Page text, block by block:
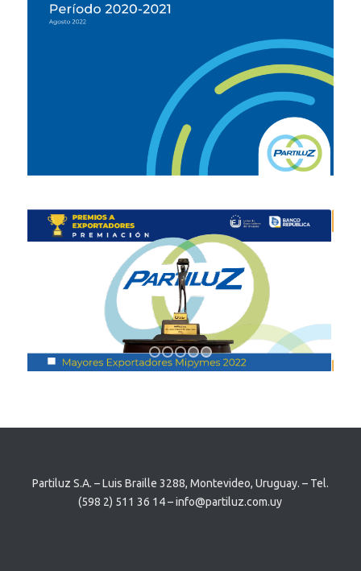
Next
1
Partiluz S.A. – Luis Braille 3288, Montevideo, Uruguay. – Tel.
(598 2) 511 36 14 – info@partiluz.com.uy